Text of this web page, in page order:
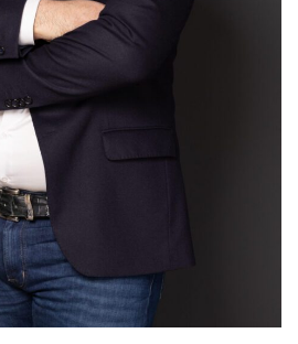
FACEBOOK
LINKEDIN
MOVE.NL